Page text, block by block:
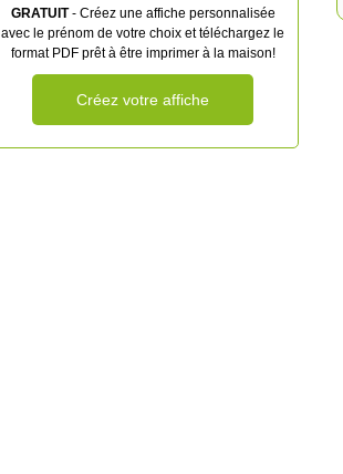
GRATUIT- Créez une affiche personnalisée
avec le prénom de votre choix et téléchargez le
format PDF prêt à être imprimer à la maison!
Créez votre affiche